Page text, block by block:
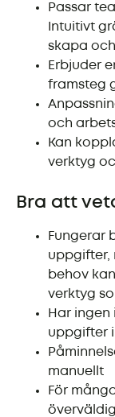
Passar
Intuitivt
skapa
Erbjuder
framsteg
och
Kan
verktyg
Bra att
Fungerar
uppgifter,
behov
verktyg
Har
uppgifter
manuellt
För